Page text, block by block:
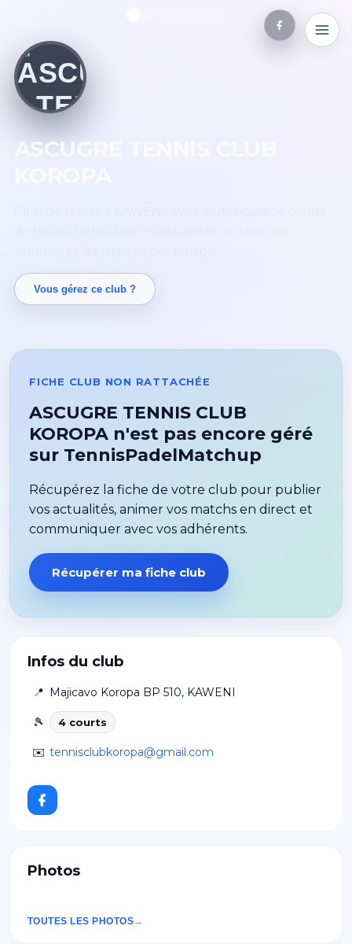
ASCUGRE TENNIS CLUB
Vous gérez ce club ?
Infos du club
📍 Majicavo Koropa BP 510, KAWENI
🎾 4 courts
✉️ tennisclubkoropa@gmail.com
Photos
TOUTES LES PHOTOS
FICHE CLUB NON RATTACHÉE
ASCUGRE TENNIS CLUB
KOROPA n'est pas encore géré
sur TennisPadelMatchup
Récupérez la fiche de votre club pour publier
vos actualités, animer vos matchs en direct et
communiquer avec vos adhérents.
Récupérer ma fiche club